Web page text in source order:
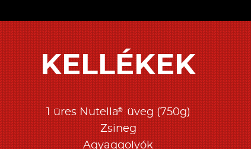
KELLÉKEK
1 üres Nutella®üveg (750g)
Zsineg
Agyaggolyók